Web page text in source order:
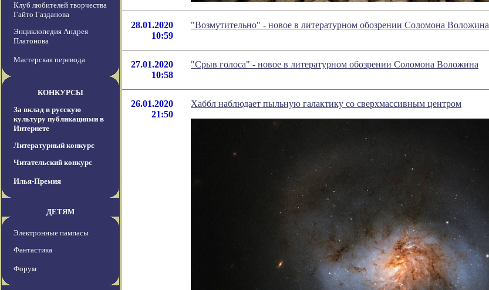
Клуб любителей творчества
Гайто Газданова
Энциклопедия Андрея
Платонова
Мастерская перевода
КОНКУРСЫ
За вклад в русскую
культуру публикациями в
Интернете
Литературный конкурс
Читательский конкурс
Илья-Премия
ДЕТЯМ
Электронные пампасы
Фантастика
Форум
28.01.2020
10:59
"Возмутительно" - новое в литературном обозрении Соломона Воложина
27.01.2020
10:58
"Срыв голоса" - новое в литературном обозрении Соломона Воложина
26.01.2020
21:50
Хаббл наблюдает пыльную галактику со сверхмассивным центром